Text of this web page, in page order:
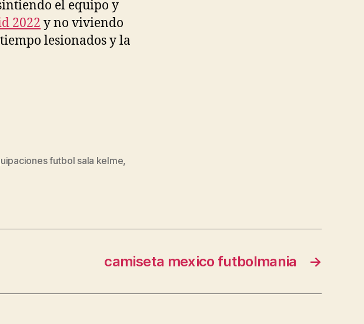
el equipo y
2022 y no viviendo
lesionados y la
futbol sala kelme,
→
camiseta mexico futbolmania